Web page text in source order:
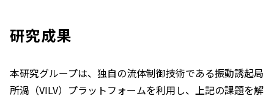
研究成果
本研究グループは、独自の流体制御技術である振動誘起局
所渦（VILV）プラットフォームを利用し、上記の課題を解